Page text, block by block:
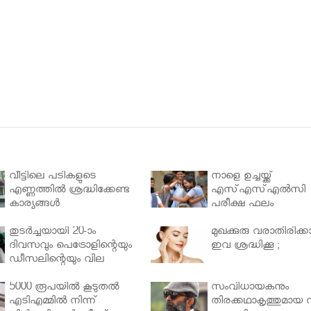
വീട്ടിലെ പടികളുടെ
എണ്ണത്തിൽ ശ്രദ്ധിക്കേണ്ട
കാര്യങ്ങൾ
നാളെ ഉച്ചയ്ക്ക്
എസ്എസ്എല്‍സി
പരീക്ഷ ഫലം
തുടർച്ചയായി 20-ാം
ദിവസവും പെട്രോളിന്റെയും
ഡീസലിന്റെയും വില
മുഖക്കുരു
ഇവ ശ്രദ്ധിക്കൂ ;
5000 രൂപയിൽ കൂടുതൽ
എടിഎമ്മിൽ നിന്ന്
സംവിധായകനും
തിരക്കഥാകൃത്തുമായ